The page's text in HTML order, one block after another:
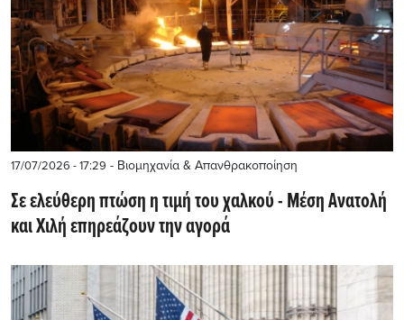
17/07/2026 - 17:29 - Βιομηχανία & Απανθρακοποίηση
Σε ελεύθερη πτώση η τιμή του χαλκού - Μέση Ανατολή
και Χιλή επηρεάζουν την αγορά